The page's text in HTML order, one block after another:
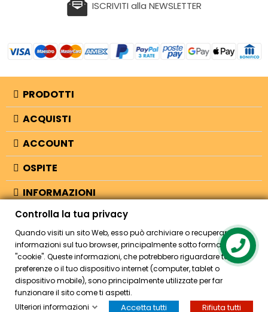
ISCRIVITI alla NEWSLETTER
PRODOTTI
ACQUISTI
ACCOUNT
OSPITE
INFORMAZIONI
NEGOZIO
© 2026 - Bellearti.it -credits
Controlla la tua privacy
Quando visiti un sito Web, esso può archiviare o recuperare
informazioni sul tuo browser, principalmente sotto forma di
"cookie". Queste informazioni, che potrebbero riguardare te, le tue
preferenze o il tuo dispositivo internet (computer, tablet o
dispositivo mobile), sono principalmente utilizzate per far
funzionare il sito come ti aspetti.
Ulteriori informazioni
Accetta tutti Rifiuta tutti